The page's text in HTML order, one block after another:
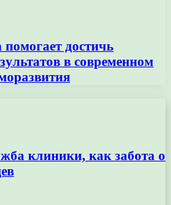
помогает достичь
в современном
клиники, как забота о